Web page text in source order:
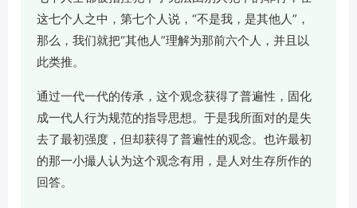
这七个人之中，第七个人说，“不是我，是其他人”，
那么，我们就把“其他人”理解为那前六个人，并且以
此类推。
通过一代一代的传承，这个观念获得了普遍性，固化
成一代人行为规范的指导思想。于是我所面对的是失
去了最初强度，但却获得了普遍性的观念。也许最初
的那一小撮人认为这个观念有用，是人对生存所作的
回答。